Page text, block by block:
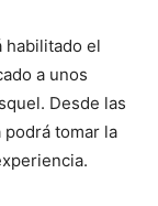
habilitado el
a unos
Desde las
tomar la